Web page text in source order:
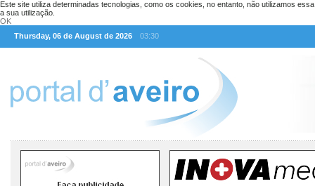
Este site utiliza determinadas tecnologias, como os cookies, no entanto, não utilizamos
a sua utilização.
OK
Thursday, 06 de August de 2026
03:30